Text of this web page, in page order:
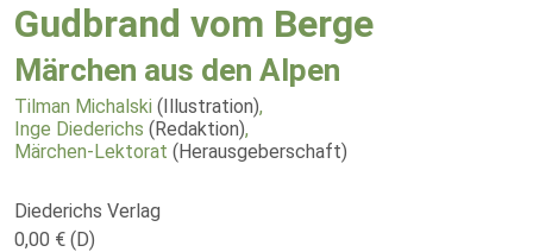
Gudbrand vom Berge
Märchen aus den Alpen
Tilman Michalski (Illustration),
Inge Diederichs (Redaktion),
Märchen-Lektorat (Herausgeberschaft)
Diederichs Verlag
0,00 € (D)